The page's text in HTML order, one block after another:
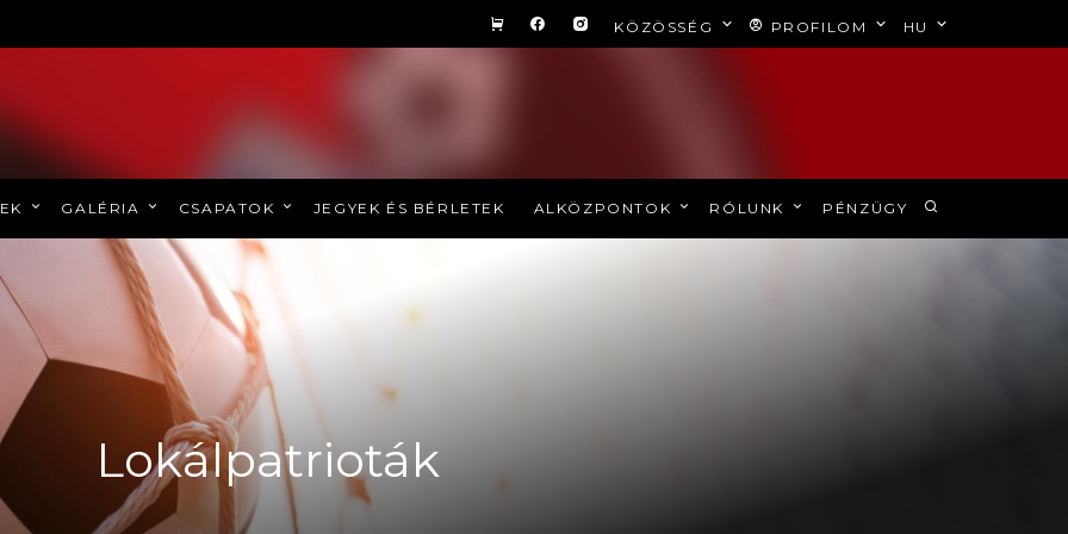
KÖZÖSSÉG PROFILOM HU
GALÉRIA CSAPATOK JEGYEK ÉS BÉRLETEK ALKÖZPONTOK RÓLUNK PÉNZÜGY
Lokálpatrioták